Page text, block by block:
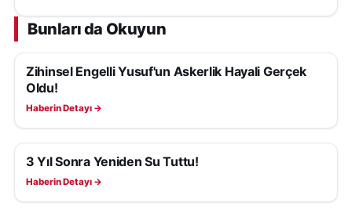
Bunları da Okuyun
YAŞAM
Zihinsel Engelli Yusuf'un Askerlik Hayali Gerçek
Oldu!
Haberin Detayı →
YAŞAM
3 Yıl Sonra Yeniden Su Tuttu!
Haberin Detayı →